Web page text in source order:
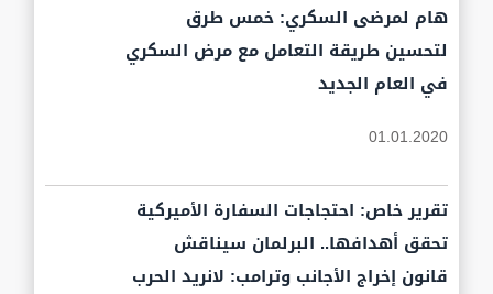
هام لمرضى السكري: خمس طرق
لتحسين طريقة التعامل مع مرض السكري
في العام الجديد
01.01.2020
تقرير خاص: احتجاجات السفارة الأميركية
تحقق أهدافها.. البرلمان سيناقش
قانون إخراج الأجانب وترامب: لانريد الحرب